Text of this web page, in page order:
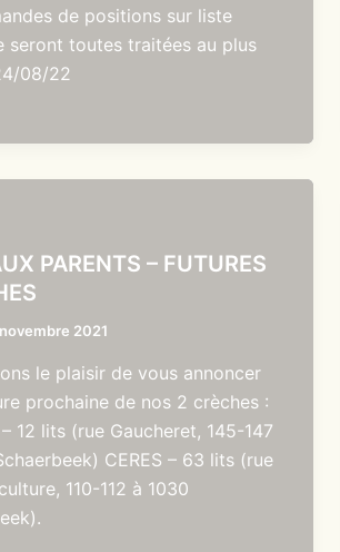
de positions sur liste
seront toutes traitées au plus
08/22
PARENTS – FUTURES
2021
le plaisir de vous annoncer
prochaine de nos 2 crèches :
12 lits (rue Gaucheret, 145-147
CERES – 63 lits (rue
110-112 à 1030